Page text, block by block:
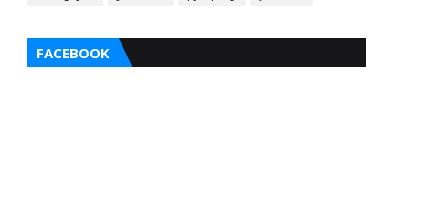
FACEBOOK